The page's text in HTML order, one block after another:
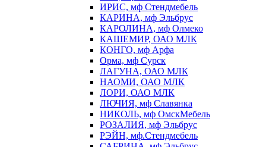
ИРИС, мф Стендмебель
КАРИНА, мф Эльбрус
КАРОЛИНА, мф Олмеко
КАШЕМИР, ОАО МЛК
КОНГО, мф Арфа
Орма, мф Сурск
ЛАГУНА, ОАО МЛК
НАОМИ, ОАО МЛК
ЛОРИ, ОАО МЛК
ЛЮЧИЯ, мф Славянка
НИКОЛЬ, мф ОмскМебель
РОЗАЛИЯ, мф Эльбрус
РЭЙН, мф.Стендмебель